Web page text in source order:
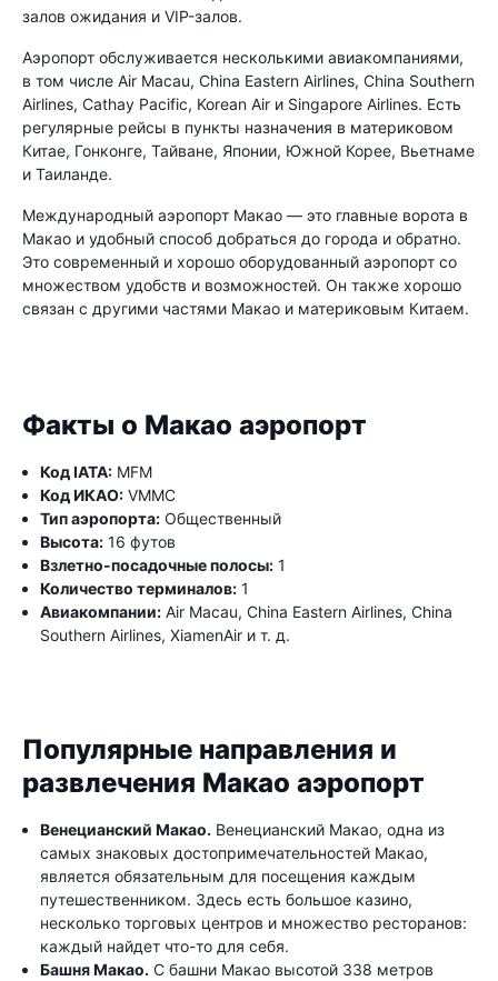
залов ожидания и VIP-залов.
Аэропорт обслуживается несколькими авиакомпаниями,
в том числе Air Macau, China Eastern Airlines, China Southern
Airlines, Cathay Pacific, Korean Air и Singapore Airlines. Есть
регулярные рейсы в пункты назначения в материковом
Китае, Гонконге, Тайване, Японии, Южной Корее, Вьетнаме
и Таиланде.
Международный аэропорт Макао — это главные ворота в
Макао и удобный способ добраться до города и обратно.
Это современный и хорошо оборудованный аэропорт со
множеством удобств и возможностей. Он также хорошо
связан с другими частями Макао и материковым Китаем.
Факты о Макао аэропорт
Код IATA: MFM
Код ИКАО: VMMC
Тип аэропорта: Общественный
Высота: 16 футов
Взлетно-посадочные полосы: 1
Количество терминалов: 1
Авиакомпании: Air Macau, China Eastern Airlines, China
Southern Airlines, XiamenAir и т. д.
Популярные направления и
развлечения Макао аэропорт
Венецианский Макао. Венецианский Макао, одна из
самых знаковых достопримечательностей Макао,
является обязательным для посещения каждым
путешественником. Здесь есть большое казино,
несколько торговых центров и множество ресторанов:
каждый найдет что-то для себя.
Башня Макао. С башни Макао высотой 338 метров